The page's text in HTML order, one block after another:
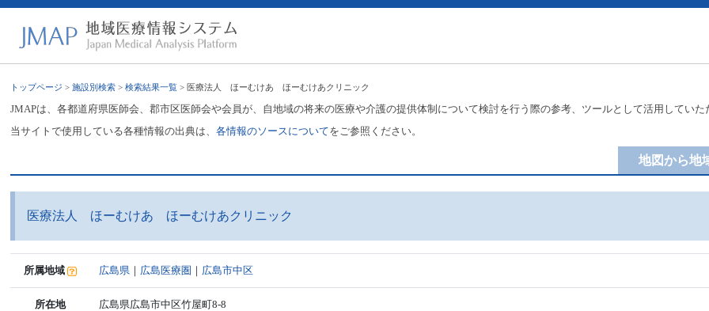
トップページ >施設別検索 >検索結果一覧 > 医療法人 ほーむけあ ほーむけあクリニック
JMAPは、各都道府県医師会、郡市区医師会や会員が、自地域の将来の医療や介護の提供体制について検討を行う際の参考、ツールとして活用してい
当サイトで使用している各種情報の出典は、各情報のソースについてをご参照ください。
地図から地
医療法人 ほーむけあ ほーむけあクリニック
所属地域 広島県 ｜ 広島医療圏 ｜ 広島市中区
所在地 広島県広島市中区竹屋町8-8